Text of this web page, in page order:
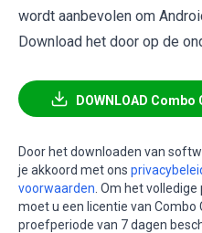
wordt aanbevolen om
Download het door op de
DOWNLOAD
Door het downloaden van
je akkoord met ons
voorwaarden . Om het
moet u een licentie van Combo
proefperiode van 7 dagen